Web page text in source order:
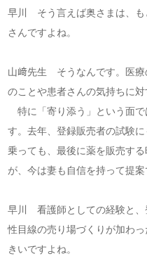
早川 そう言えば奥さまは、も
さんですよね。
山﨑先生 そうなんです。医療
のことや患者さんの気持ちに対
特に「寄り添う」という面で
す。去年、登録販売者の試験
乗っても、最後に薬を販売す
が、今は妻も自信を持って提案
早川 看護師としての経験と、
性目線の売り場づくりが加わ
きいですよね。